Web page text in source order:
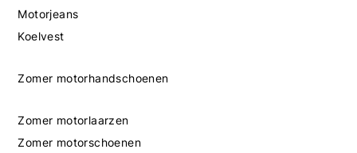
Motorjeans
Koelvest
Zomer motorhandschoenen
Zomer motorlaarzen
Zomer motorschoenen